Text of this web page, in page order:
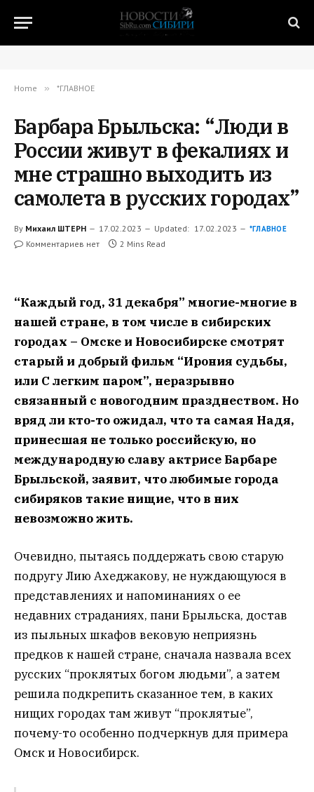
Home » *ГЛАВНОЕ
Барбара Брыльска: “Люди в
России живут в фекалиях и
мне страшно выходить из
самолета в русских городах”
By Михаил ШТЕРН 17.02.2023 Updated: 17.02.2023 *ГЛАВНОЕ
Комментариев нет 2 Mins Read
“Каждый год, 31 декабря” многие-многие в
нашей стране, в том числе в сибирских
городах – Омске и Новосибирске смотрят
старый и добрый фильм “Ирония судьбы,
или С легким паром”, неразрывно
связанный с новогодним празднеством. Но
вряд ли кто-то ожидал, что та самая Надя,
принесшая не только российскую, но
международную славу актрисе Барбаре
Брыльской, заявит, что любимые города
сибиряков такие нищие, что в них
невозможно жить.
Очевидно, пытаясь поддержать свою старую
подругу Лию Ахеджакову, не нуждающуюся в
представлениях и напоминаниях о ее
недавних страданиях, пани Брыльска, достав
из пыльных шкафов вековую неприязнь
предков к нашей стране, сначала назвала всех
русских “проклятых богом людьми”, а затем
решила подкрепить сказанное тем, в каких
нищих городах там живут “проклятые”,
почему-то особенно подчеркнув для примера
Омск и Новосибирск.